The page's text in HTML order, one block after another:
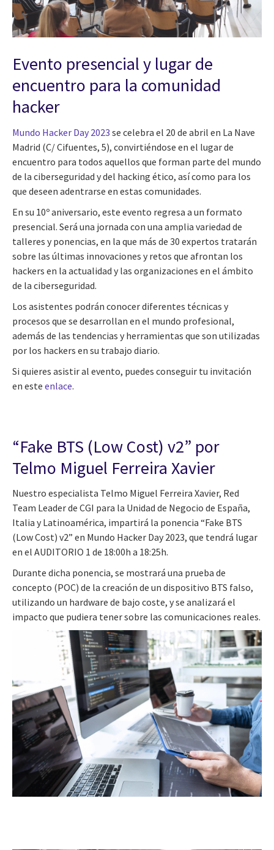
Evento presencial y lugar de
encuentro para la comunidad
hacker
Mundo Hacker Day 2023 se celebra el 20 de abril en La Nave
Madrid (C/ Cifuentes, 5), convirtiéndose en el lugar de
encuentro para todos aquellos que forman parte del mundo
de la ciberseguridad y del hacking ético, así como para los
que deseen adentrarse en estas comunidades.
En su 10º aniversario, este evento regresa a un formato
presencial. Será una jornada con una amplia variedad de
talleres y ponencias, en la que más de 30 expertos tratarán
sobre las últimas innovaciones y retos que afrontan los
hackers en la actualidad y las organizaciones en el ámbito
de la ciberseguridad.
Los asistentes podrán conocer diferentes técnicas y
procesos que se desarrollan en el mundo profesional,
además de las tendencias y herramientas que son utilizadas
por los hackers en su trabajo diario.
Si quieres asistir al evento, puedes conseguir tu invitación
en este enlace.
“Fake BTS (Low Cost) v2” por
Telmo Miguel Ferreira Xavier
Nuestro especialista Telmo Miguel Ferreira Xavier, Red
Team Leader de CGI para la Unidad de Negocio de España,
Italia y Latinoamérica, impartirá la ponencia “Fake BTS
(Low Cost) v2” en Mundo Hacker Day 2023, que tendrá lugar
en el AUDITORIO 1 de 18:00h a 18:25h.
Durante dicha ponencia, se mostrará una prueba de
concepto (POC) de la creación de un dispositivo BTS falso,
utilizando un hardware de bajo coste, y se analizará el
impacto que pudiera tener sobre las comunicaciones reales.